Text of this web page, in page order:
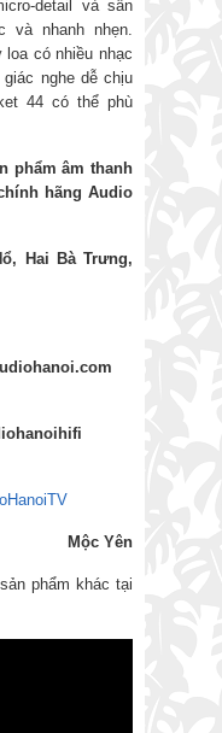
detail và sân
và nhanh nhẹn.
có nhiều nhạc
nghe dễ chịu
44 có thể phù
phẩm âm thanh
hãng Audio
Hai Bà Trưng,
Mộc Yên
phẩm khác tại